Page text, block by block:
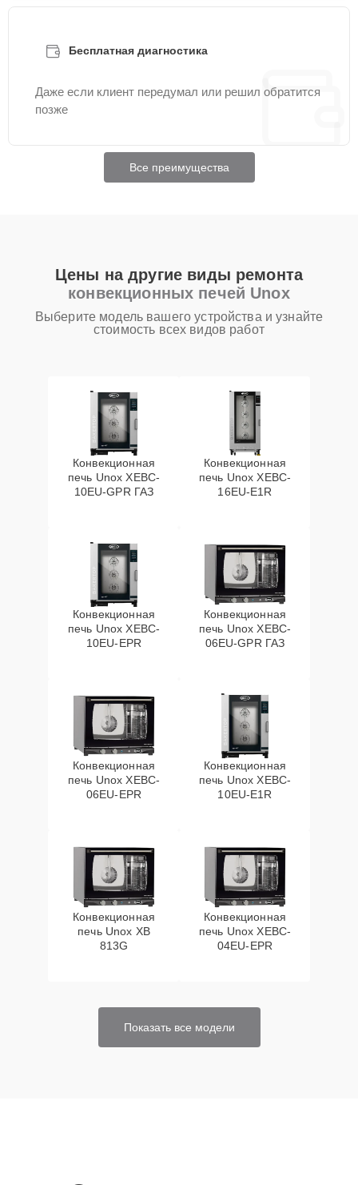
Бесплатная диагностика
Даже если клиент передумал или решил обратится
позже
Все преимущества
Цены на другие виды ремонта
конвекционных печей Unox
Выберите модель вашего устройства и узнайте
стоимость всех видов работ
Конвекционная
печь Unox XEBC-
10EU-GPR ГАЗ
Конвекционная
печь Unox XEBC-
16EU-E1R
Конвекционная
печь Unox XEBC-
10EU-EPR
Конвекционная
печь Unox XEBC-
06EU-GPR ГАЗ
Конвекционная
печь Unox XEBC-
06EU-EPR
Конвекционная
печь Unox XEBC-
10EU-E1R
Конвекционная
печь Unox XB
813G
Конвекционная
печь Unox XEBC-
04EU-EPR
Показать все модели